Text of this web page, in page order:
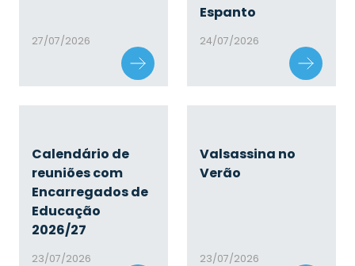
27/07/2026
Espanto
24/07/2026
Calendário de
reuniões com
Encarregados de
Educação
2026/27
23/07/2026
Valsassina no
Verão
23/07/2026